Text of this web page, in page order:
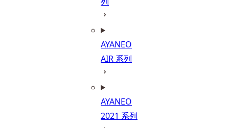
AYANEO
AIR 系列
AYANEO
2021 系列